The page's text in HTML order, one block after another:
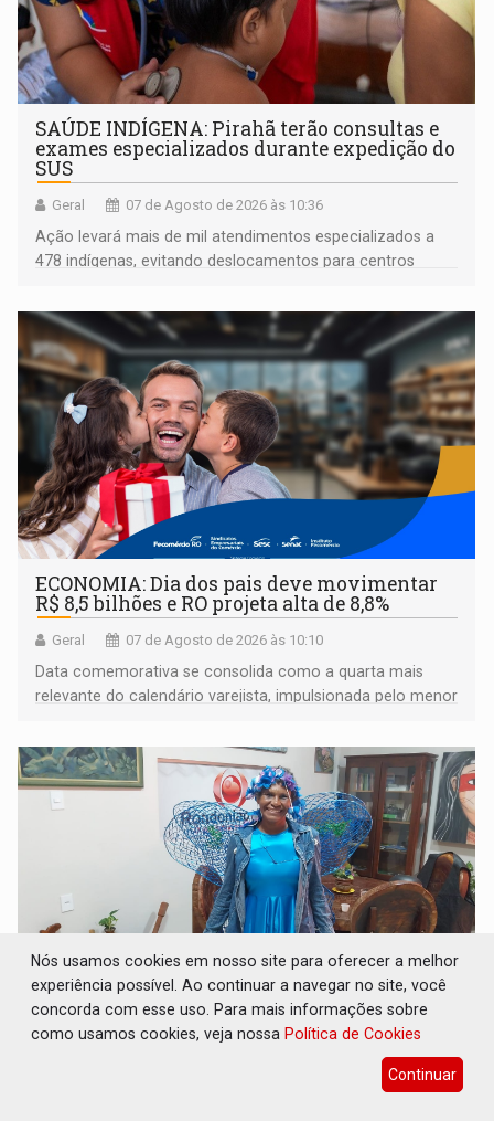
SAÚDE INDÍGENA: Pirahã terão consultas e
exames especializados durante expedição do
SUS
Geral 07 de Agosto de 2026 às 10:36
Ação levará mais de mil atendimentos especializados a
478 indígenas, evitando deslocamentos para centros
ECONOMIA: Dia dos pais deve movimentar
R$ 8,5 bilhões e RO projeta alta de 8,8%
Geral 07 de Agosto de 2026 às 10:10
Data comemorativa se consolida como a quarta mais
relevante do calendário varejista, impulsionada pelo menor
média do trabalhador
DIA DOS PAIS: Bailarina da Praça organiza
celebração gratuita neste domingo (9)
Nós usamos cookies em nosso site para oferecer a melhor
experiência possível. Ao continuar a navegar no site, você
concorda com esse uso. Para mais informações sobre
como usamos cookies, veja nossa Política de Cookies
Continuar